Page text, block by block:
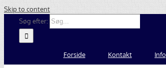
Skip to content
Søg efter:
Forside Kontakt Info